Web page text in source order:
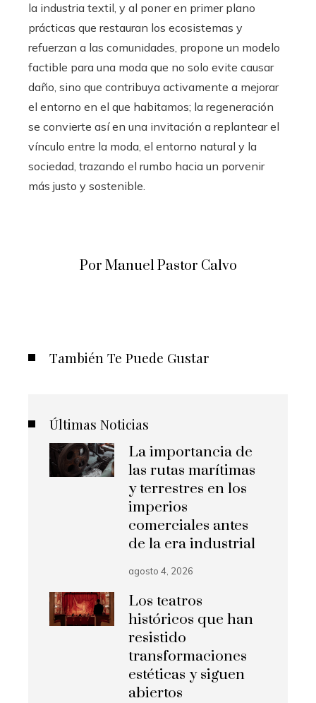
la industria textil, y al poner en primer plano
prácticas que restauran los ecosistemas y
refuerzan a las comunidades, propone un modelo
factible para una moda que no solo evite causar
daño, sino que contribuya activamente a mejorar
el entorno en el que habitamos; la regeneración
se convierte así en una invitación a replantear el
vínculo entre la moda, el entorno natural y la
sociedad, trazando el rumbo hacia un porvenir
más justo y sostenible.
Por Manuel Pastor Calvo
También Te Puede Gustar
Últimas Noticias
La importancia de
las rutas marítimas
y terrestres en los
imperios
comerciales antes
de la era industrial
agosto 4, 2026
Los teatros
históricos que han
resistido
transformaciones
estéticas y siguen
abiertos